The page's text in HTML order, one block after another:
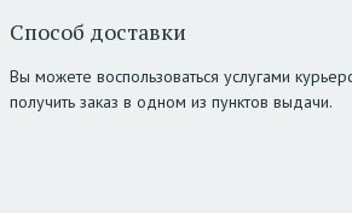
Способ доставки
Вы можете воспользоваться услугами
получить заказ в одном из пунктов выдачи.